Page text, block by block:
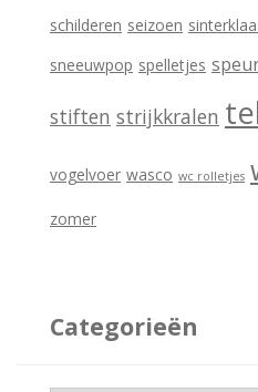
schilderen seizoen
sneeuwpop spelletjes
stiften strijkkralen
vogelvoer wasco wc rolletjes
zomer
Categorieën